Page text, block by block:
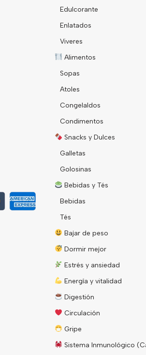
Edulcorante
Enlatados
Viveres
Alimentos
Sopas
Atoles
Congelaldos
Condimentos
Snacks y Dulces
Galletas
Golosinas
Bebidas y Tés
Bebidas
Tés
Bajar de peso
Dormir mejor
Estrés y ansiedad
Energîa y vitalidad
Digestión
Circulación
Gripe
Sistema Inmunológico